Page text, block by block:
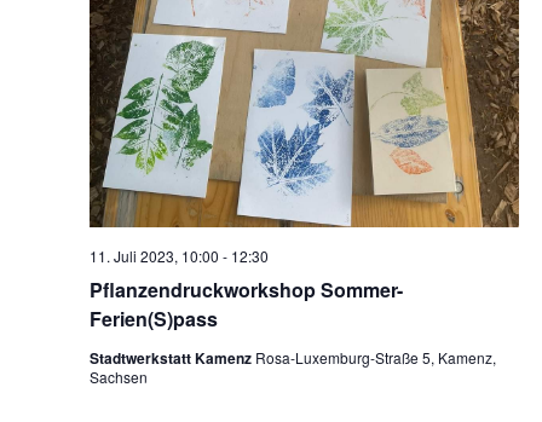
Pflanzendruckworkshop Sommer-
Ferien(S)pass
11. Juli 2023, 10:00 - 12:30
Stadtwerkstatt Kamenz Rosa-Luxemburg-Straße 5, Kamenz,
Sachsen